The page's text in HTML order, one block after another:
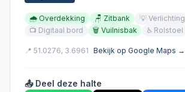
🌧️ Overdekking 🪑 Zitbank 💡 Verlichting
📺 Digitaal bord 🗑️ Vuilnisbak ♿ Rolstoel
📍 51.0276, 3.6961 Bekijk op Google Maps →
📤 Deel deze halte